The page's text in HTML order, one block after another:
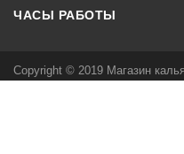
ЧАСЫ РАБОТЫ
Copyright © 2019 Магазин